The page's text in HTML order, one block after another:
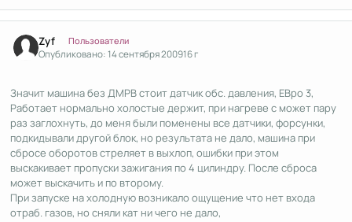
Zyf Пользователи
Опубликовано:14 сентября 200916 г
Значит машина без ДМРВ стоит датчик обс. давления, ЕВро 3,
Работает нормально холостые держит, при нагреве с может пару
раз заглохнуть, до меня были поменены все датчики, форсунки,
подкидывали другой блок, но результата не дало, машина при
сбросе оборотов стреляет в выхлоп, ошибки при этом
выскакивает пропуски зажигания по 4 цилиндру. После сброса
может выскачить и по второму.
При запуске на холодную возникало ощущение что нет входа
отраб. газов, но сняли кат ни чего не дало,